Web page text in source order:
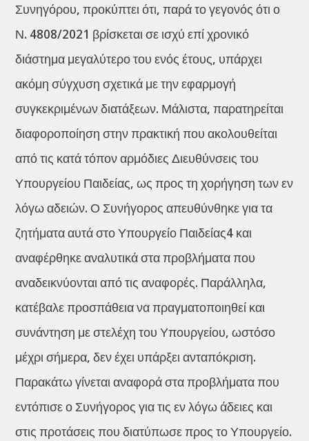
Συνηγόρου, προκύπτει ότι, παρά το γεγονός ότι ο
Ν. 4808/2021 βρίσκεται σε ισχύ επί χρονικό
διάστημα μεγαλύτερο του ενός έτους, υπάρχει
ακόμη σύγχυση σχετικά με την εφαρμογή
συγκεκριμένων διατάξεων. Μάλιστα, παρατηρείται
διαφοροποίηση στην πρακτική που ακολουθείται
από τις κατά τόπον αρμόδιες Διευθύνσεις του
Υπουργείου Παιδείας, ως προς τη χορήγηση των εν
λόγω αδειών. Ο Συνήγορος απευθύνθηκε για τα
ζητήματα αυτά στο Υπουργείο Παιδείας4 και
αναφέρθηκε αναλυτικά στα προβλήματα που
αναδεικνύονται από τις αναφορές. Παράλληλα,
κατέβαλε προσπάθεια να πραγματοποιηθεί και
συνάντηση με στελέχη του Υπουργείου, ωστόσο
μέχρι σήμερα, δεν έχει υπάρξει ανταπόκριση.
Παρακάτω γίνεται αναφορά στα προβλήματα που
εντόπισε ο Συνήγορος για τις εν λόγω άδειες και
στις προτάσεις που διατύπωσε προς το Υπουργείο.